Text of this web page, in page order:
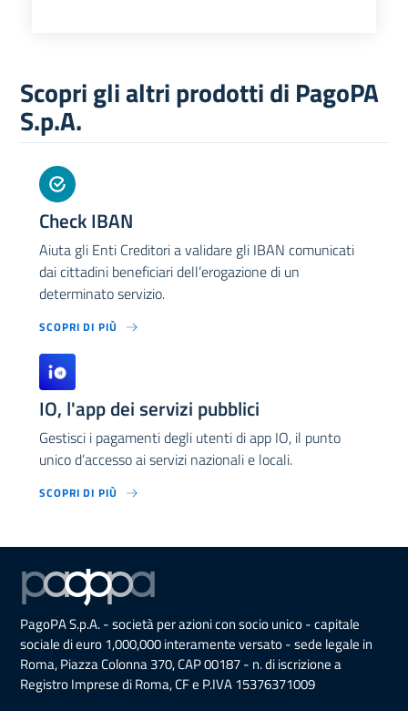
Scopri gli altri prodotti di PagoPA
S.p.A.
Check IBAN
Aiuta gli Enti Creditori a validare gli IBAN comunicati
dai cittadini beneficiari dell’erogazione di un
determinato servizio.
SCOPRI DI PIÙ
IO, l'app dei servizi pubblici
Gestisci i pagamenti degli utenti di app IO, il punto
unico d’accesso ai servizi nazionali e locali.
SCOPRI DI PIÙ
PagoPA S.p.A. - società per azioni con socio unico - capitale
sociale di euro 1,000,000 interamente versato - sede legale in
Roma, Piazza Colonna 370, CAP 00187 - n. di iscrizione a
Registro Imprese di Roma, CF e P.IVA 15376371009